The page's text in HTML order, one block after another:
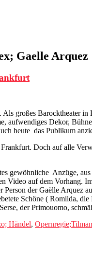
Gaelle Arquez
Als großes Barocktheater in
aufwendiges Dekor,
heute das Publikum
Doch auf alle
gewöhnliche Anzüge,
Video auf dem Vorhang.
der Gaëlle Arquez
Schöne ( Romilda,
Serse, der Primouomo,
Händel,